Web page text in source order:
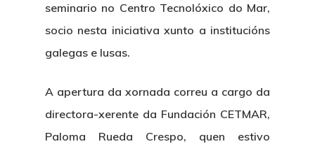
seminario no Centro Tecnolóxico do Mar,
socio nesta iniciativa xunto a institucións
galegas e lusas.
A apertura da xornada correu a cargo da
directora-xerente da Fundación CETMAR,
Paloma Rueda Crespo, quen estivo